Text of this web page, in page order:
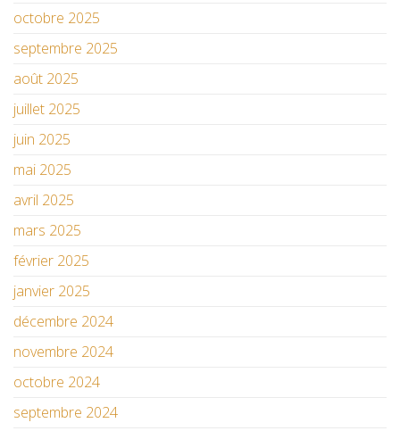
octobre 2025
septembre 2025
août 2025
juillet 2025
juin 2025
mai 2025
avril 2025
mars 2025
février 2025
janvier 2025
décembre 2024
novembre 2024
octobre 2024
septembre 2024